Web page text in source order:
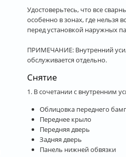
Удостоверьтесь, что все
особенно в зонах, где нельзя
перед установкой наружных
ПРИМЕЧАНИЕ: Внутренний
обслуживается отдельно.
Снятие
1. В сочетании с внутренним
Облицовка переднего
Переднее крыло
Передняя дверь
Задняя дверь
Панель нижней обвязки